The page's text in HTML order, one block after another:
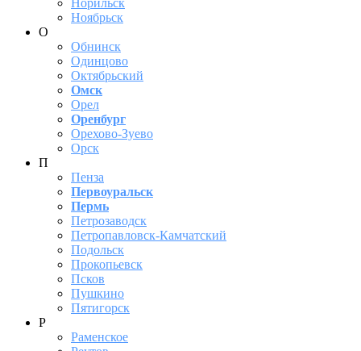
Норильск
Ноябрьск
О
Обнинск
Одинцово
Октябрьский
Омск
Орел
Оренбург
Орехово-Зуево
Орск
П
Пенза
Первоуральск
Пермь
Петрозаводск
Петропавловск-Камчатский
Подольск
Прокопьевск
Псков
Пушкино
Пятигорск
Р
Раменское